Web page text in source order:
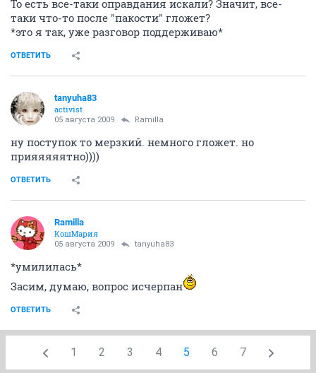
То есть все-таки оправдания искали? Значит, все-
таки что-то после "пакости" гложет?
*это я так, уже разговор поддерживаю*
ОТВЕТИТЬ
tanyuha83
activist
05 августа 2009 Ramilla
ну поступок то мерзкий. немного гложет. но
прияяяяятно))))
ОТВЕТИТЬ
Ramilla
КошМария
05 августа 2009 tanyuha83
*умилилась*
Засим, думаю, вопрос исчерпан
ОТВЕТИТЬ
1 2 3 4 5 6 7